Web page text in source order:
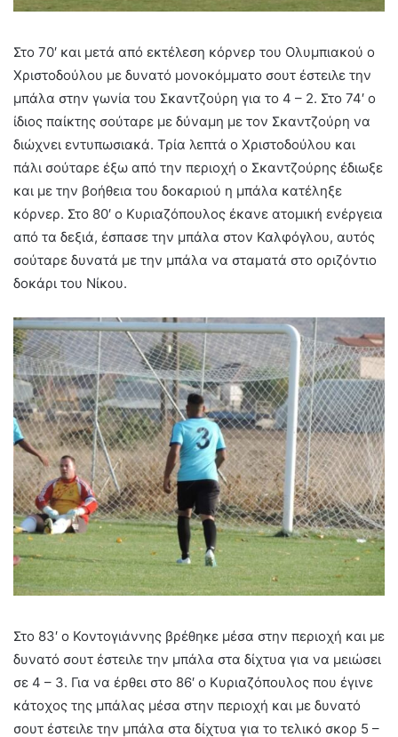
Στο 70′ και μετά από εκτέλεση κόρνερ του Ολυμπιακού ο
Χριστοδούλου με δυνατό μονοκόμματο σουτ έστειλε την
μπάλα στην γωνία του Σκαντζούρη για το 4 – 2. Στο 74′ ο
ίδιος παίκτης σούταρε με δύναμη με τον Σκαντζούρη να
διώχνει εντυπωσιακά. Τρία λεπτά ο Χριστοδούλου και
πάλι σούταρε έξω από την περιοχή ο Σκαντζούρης έδιωξε
και με την βοήθεια του δοκαριού η μπάλα κατέληξε
κόρνερ. Στο 80′ ο Κυριαζόπουλος έκανε ατομική ενέργεια
από τα δεξιά, έσπασε την μπάλα στον Καλφόγλου, αυτός
σούταρε δυνατά με την μπάλα να σταματά στο οριζόντιο
δοκάρι του Νίκου.
Στο 83′ ο Κοντογιάννης βρέθηκε μέσα στην περιοχή και με
δυνατό σουτ έστειλε την μπάλα στα δίχτυα για να μειώσει
σε 4 – 3. Για να έρθει στο 86′ ο Κυριαζόπουλος που έγινε
κάτοχος της μπάλας μέσα στην περιοχή και με δυνατό
σουτ έστειλε την μπάλα στα δίχτυα για το τελικό σκορ 5 –